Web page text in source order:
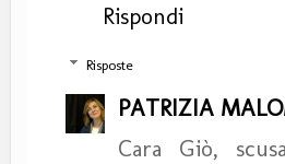
Rispondi
Risposte
PATRIZIA
Cara Giò,